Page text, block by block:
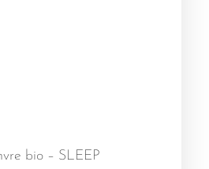
bio – SLEEP